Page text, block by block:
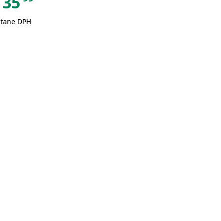
DPH